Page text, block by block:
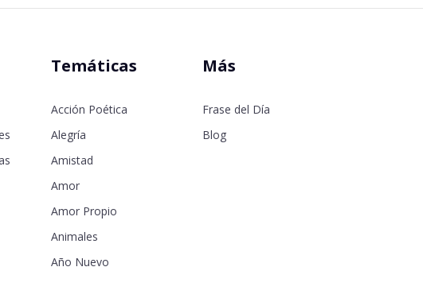
Temáticas
Acción Poética
Alegría
Amistad
Amor
Amor Propio
Animales
Año Nuevo
Más
Frase del Día
Blog